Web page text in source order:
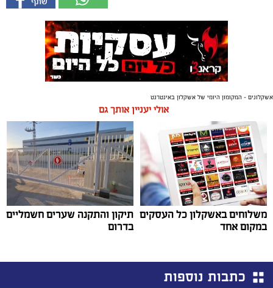
אשקלונים - המקומון היומי של אשקלון באינטרנט
אולי יעניין אותך גם
משלוחים באשקלון כל העסקים
במקום אחד
תיקון והתקנה שערים חשמליים
בדרום
כתבות נוספות